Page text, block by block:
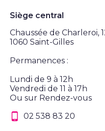
Siège central
Chaussée de Charleroi,
1060 Saint-Gilles
Permanences :
Lundi de 9 à 12h
Vendredi de 11 à 17h
Ou sur Rendez-vous
02 538 83 20